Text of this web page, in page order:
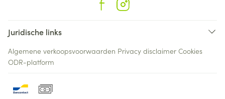
Juridische links
Algemene verkoopsvoorwaarden Privacy disclaimer Cookies
ODR-platform